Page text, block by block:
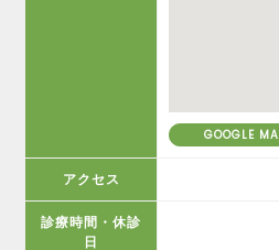
GOOGLE
アクセス
診療時間・休診
日